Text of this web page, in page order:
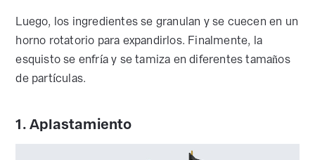
Luego, los ingredientes se granulan y se cuecen en un
horno rotatorio para expandirlos. Finalmente, la
esquisto se enfría y se tamiza en diferentes tamaños
de partículas.
1. Aplastamiento